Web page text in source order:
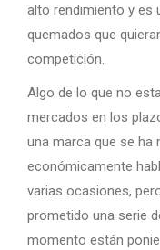
alto rendimiento y es
quemados que
competición.
Algo de lo que no
mercados en los
una marca que se ha
económicamente
varias ocasiones,
prometido una serie
momento están